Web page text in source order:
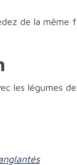
de la
les légumes de